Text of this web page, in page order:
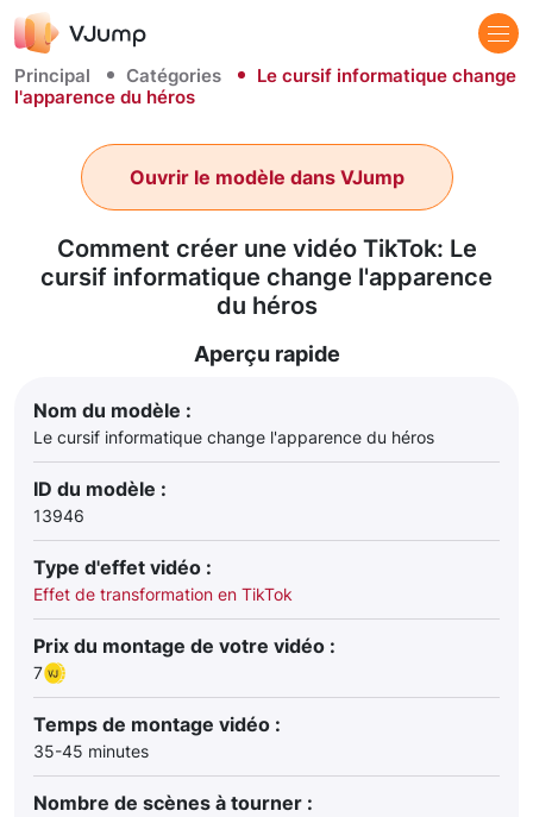
Principal Catégories
Le cursif informatique change
l'apparence du héros
Comment créer une vidéo TikTok: Le
cursif informatique change l'apparence
du héros
Ouvrir le modèle dans VJump
Aperçu rapide
Nom du modèle :
Le cursif informatique change l'apparence du héros
ID du modèle :
13946
Type d'effet vidéo :
Effet de transformation en TikTok
Prix du montage de votre vidéo :
7
Temps de montage vidéo :
35-45 minutes
Nombre de scènes à tourner :